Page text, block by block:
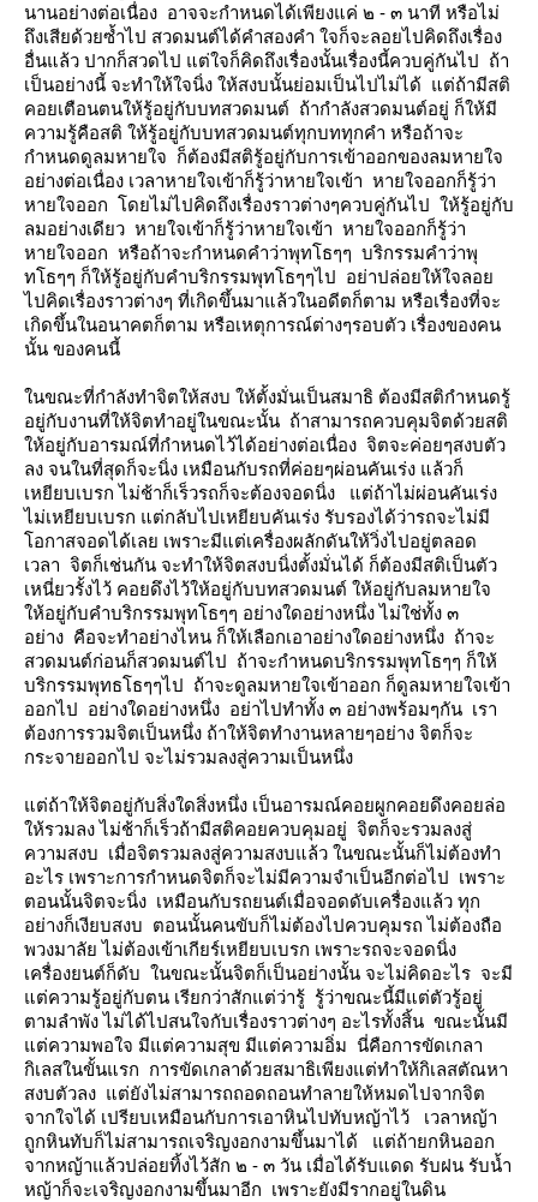
นานอย่างต่อเนื่อง อาจจะกำหนดได้เพียงแค่ ๒ - ๓ นาที หรือไม่
ถึงเสียด้วยซ้ำไป สวดมนต์ได้คำสองคำ ใจก็จะลอยไปคิดถึงเรื่อง
อื่นแล้ว ปากก็สวดไป แต่ใจก็คิดถึงเรื่องนั้นเรื่องนี้ควบคู่กันไป ถ้า
เป็นอย่างนี้ จะทำให้ใจนิ่ง ให้สงบนั้นย่อมเป็นไปไม่ได้ แต่ถ้ามีสติ
คอยเตือนตนให้รู้อยู่กับบทสวดมนต์ ถ้ากำลังสวดมนต์อยู่ ก็ให้มี
ความรู้คือสติ ให้รู้อยู่กับบทสวดมนต์ทุกบททุกคำ หรือถ้าจะ
กำหนดดูลมหายใจ ก็ต้องมีสติรู้อยู่กับการเข้าออกของลมหายใจ
อย่างต่อเนื่อง เวลาหายใจเข้าก็รู้ว่าหายใจเข้า หายใจออกก็รู้ว่า
หายใจออก โดยไม่ไปคิดถึงเรื่องราวต่างๆควบคู่กันไป ให้รู้อยู่กับ
ลมอย่างเดียว หายใจเข้าก็รู้ว่าหายใจเข้า หายใจออกก็รู้ว่า
หายใจออก หรือถ้าจะกำหนดคำว่าพุทโธๆๆ บริกรรมคำว่าพุ
ทโธๆๆ ก็ให้รู้อยู่กับคำบริกรรมพุทโธๆๆไป อย่าปล่อยให้ใจลอ
ไปคิดเรื่องราวต่างๆ ที่เกิดขึ้นมาแล้วในอดีตก็ตาม หรือเรื่องที่จะ
เกิดขึ้นในอนาคตก็ตาม หรือเหตุการณ์ต่างๆรอบตัว เรื่องของคน
นั้น ของคนนี้
นขณะที่กำลังทำจิตให้สงบ ให้ตั้งมั่นเป็นสมาธิ ต้องมีสติกำหนดรู้
อยู่กับงานที่ให้จิตทำอยู่ในขณะนั้น ถ้าสามารถควบคุมจิตด้วยสติ
ห้อยู่กับอารมณ์ที่กำหนดไว้ได้อย่างต่อเนื่อง จิตจะค่อยๆสงบตัว
ลง จนในที่สุดก็จะนิ่ง เหมือนกับรถที่ค่อยๆผ่อนคันเร่ง แล้วก็
เหยียบเบรก ไม่ช้าก็เร็วรถก็จะต้องจอดนิ่ง แต่ถ้าไม่ผ่อนคันเร่ง
ไม่เหยียบเบรก แต่กลับไปเหยียบคันเร่ง รับรองได้ว่ารถจะไม่มี
อกาสจอดได้เลย เพราะมีแต่เครื่องผลักดันให้วิ่งไปอยู่ตลอด
เวลา จิตก็เช่นกัน จะทำให้จิตสงบนิ่งตั้งมั่นได้ ก็ต้องมีสติเป็นตัว
เหนี่ยวรั้งไว้ คอยดึงไว้ให้อยู่กับบทสวดมนต์ ให้อยู่กับลมหายใจ
ห้อยู่กับคำบริกรรมพุทโธๆๆ อย่างใดอย่างหนึ่ง ไม่ใช่ทั้ง ๓
อย่าง คือจะทำอย่างไหน ก็ให้เลือกเอาอย่างใดอย่างหนึ่ง ถ้าจะ
สวดมนต์ก่อนก็สวดมนต์ไป ถ้าจะกำหนดบริกรรมพุทโธๆๆ ก็ให้
บริกรรมพุทธโธๆๆไป ถ้าจะดูลมหายใจเข้าออก ก็ดูลมหายใจเข้า
ออกไป อย่างใดอย่างหนึ่ง อย่าไปทำทั้ง ๓ อย่างพร้อมๆกัน เรา
ต้องการรวมจิตเป็นหนึ่ง ถ้าให้จิตทำงานหลายๆอย่าง จิตก็จะ
กระจายออกไป จะไม่รวมลงสู่ความเป็นหนึ่ง
ต่ถ้าให้จิตอยู่กับสิ่งใดสิ่งหนึ่ง เป็นอารมณ์คอยผูกคอยดึงคอยล่อ
ห้รวมลง ไม่ช้าก็เร็วถ้ามีสติคอยควบคุมอยู่ จิตก็จะรวมลงสู่
ความสงบ เมื่อจิตรวมลงสู่ความสงบแล้ว ในขณะนั้นก็ไม่ต้องทำ
อะไร เพราะการกำหนดจิตก็จะไม่มีความจำเป็นอีกต่อไป เพราะ
ตอนนั้นจิตจะนิ่ง เหมือนกับรถยนต์เมื่อจอดดับเครื่องแล้ว ทุก
อย่างก็เงียบสงบ ตอนนั้นคนขับก็ไม่ต้องไปควบคุมรถ ไม่ต้องถือ
พวงมาลัย ไม่ต้องเข้าเกียร์เหยียบเบรก เพราะรถจะจอดนิ่ง
เครื่องยนต์ก็ดับ ในขณะนั้นจิตก็เป็นอย่างนั้น จะไม่คิดอะไร จะมี
ต่ความรู้อยู่กับตน เรียกว่าสักแต่ว่ารู้ รู้ว่าขณะนี้มีแต่ตัวรู้อยู่
ตามลำพัง ไม่ได้ไปสนใจกับเรื่องราวต่างๆ อะไรทั้งสิ้น ขณะนั้นมี
ต่ความพอใจ มีแต่ความสุข มีแต่ความอิ่ม นี่คือการขัดเกลา
กิเลสในขั้นแรก การขัดเกลาด้วยสมาธิเพียงแต่ทำให้กิเลสตัณหา
สงบตัวลง แต่ยังไม่สามารถถอดถอนทำลายให้หมดไปจากจิต
จากใจได้ เปรียบเหมือนกับการเอาหินไปทับหญ้าไว้ เวลาหญ้า
ถูกหินทับก็ไม่สามารถเจริญงอกงามขึ้นมาได้ แต่ถ้ายกหินออก
จากหญ้าแล้วปล่อยทิ้งไว้สัก ๒ - ๓ วัน เมื่อได้รับแดด รับฝน รับน้ำ
หญ้าก็จะเจริญงอกงามขึ้นมาอีก เพราะยังมีรากอยู่ในดิน